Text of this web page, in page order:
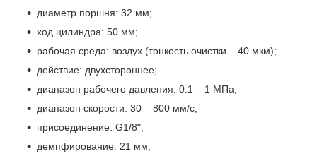
диаметр поршня: 32 мм;
ход цилиндра: 50 мм;
рабочая среда: воздух (тонкость очистки – 40 мкм);
действие: двухстороннее;
диапазон рабочего давления: 0.1 – 1 МПа;
диапазон скорости: 30 – 800 мм/с;
присоединение: G1/8";
демпфирование: 21 мм;